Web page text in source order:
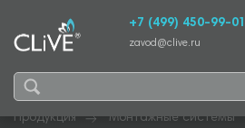
+7 (499) 450-99-01
zavod@clive.ru
Продукция
Монтажные системы